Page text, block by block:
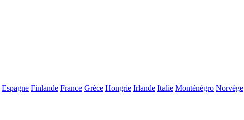
Espagne Finlande France Grèce Hongrie Irlande Italie Monténégro Norvège